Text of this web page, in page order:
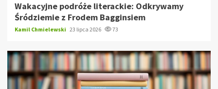
Wakacyjne podróże literackie: Odkrywamy
Śródziemie z Frodem Bagginsiem
Kamil Chmielewski 23 lipca 2026 73